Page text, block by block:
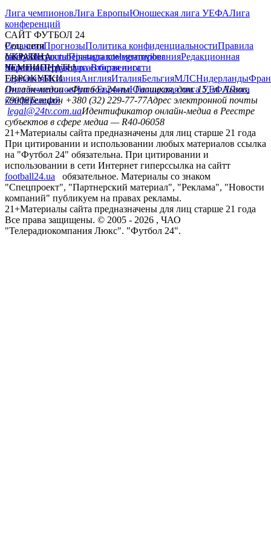
Лига чемпионовЛига ЕвропыЮношеская лига УЕФАЛига
конференций
САЙТ ФУТБОЛ 24
РедакцияПрогнозыПолитика конфиденциальностиПравила
сайтуКонтактыПравила комментированияРедакционная
политикаСтруктура собственности
Соц. сети
facebookxyoutubeinstagramtelegramviber
УКРАИНА
УкраинаПервая лигаВторая лига
ЧЕМПИОНАТЫ
ГерманияИспанияАнглияИталияБельгияМЛСНидерланды
ЕВРОКУБКИ
Лига чемпионовЛига ЕвропыЮношеская лига УЕФАЛига
конференций
Онлайн-медиа «Футбол 24»пл. Галицкая, дом. 15, м. Львов,
79008Телефон +380 (32) 229-77-77Адрес электронной почты
legal@24tv.com.uaИдентификатор онлайн-медиа в Реестре
субъектов в сфере медиа — R40-06058
21+Материалы сайта предназначены для лиц старше 21 года
При цитировании и использовании любых материалов ссылка
на "Футбол 24" обязательна. При цитировании и
использовании в сети Интернет гиперссылка на сайтт
football24.ua
обязательное. Материалы со знаком
"Спецпроект", "Партнерский материал", "Реклама", "Новости
компаний" публикуем на правах рекламы.
21+Материалы сайта предназначены для лиц старше 21 года
Все права защищены. © 2005 - 2026 , ЧАО
"Телерадиокомпания Люкс". "Футбол 24".